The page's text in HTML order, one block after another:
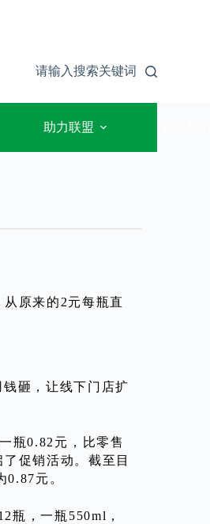
请输入搜索关键词
助力联盟
原来的2元每瓶直
砸，让线下门店扩
瓶0.82元，比零售
促销活动。截至目
元。
瓶，一瓶550ml，